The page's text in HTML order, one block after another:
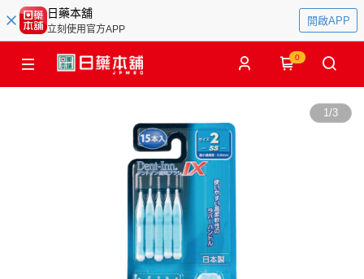
日藥本舖
立刻使用官方APP
開啟APP
0
1/3